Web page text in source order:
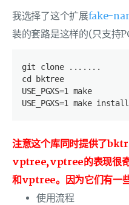
我选择了这个扩展fake-
装的套路是这样的(只支持
git clone .......
cd bktree
USE_PGXS=1 make
USE_PGXS=1 make install
注意这个库同时提供了
vptree,vptree的表现很
和vptree。因为它们有一
使用流程